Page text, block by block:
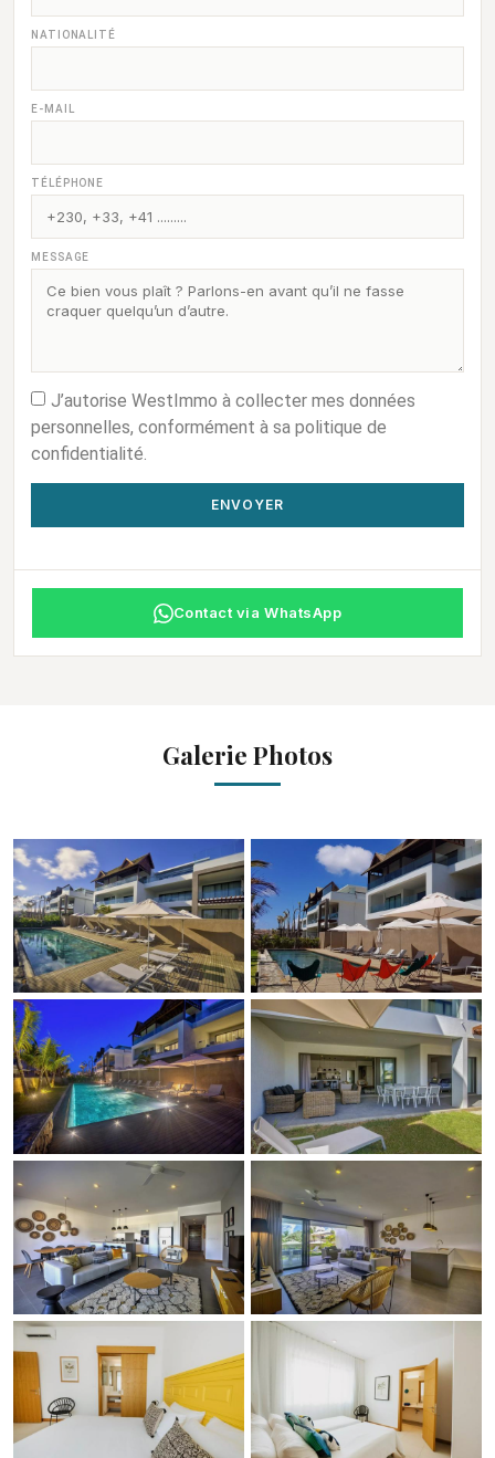
NATIONALITÉ
E-MAIL
TÉLÉPHONE
MESSAGE
J’autorise WestImmo à collecter mes données
personnelles, conformément à sa politique de
confidentialité.
ENVOYER
Contact via WhatsApp
Galerie Photos